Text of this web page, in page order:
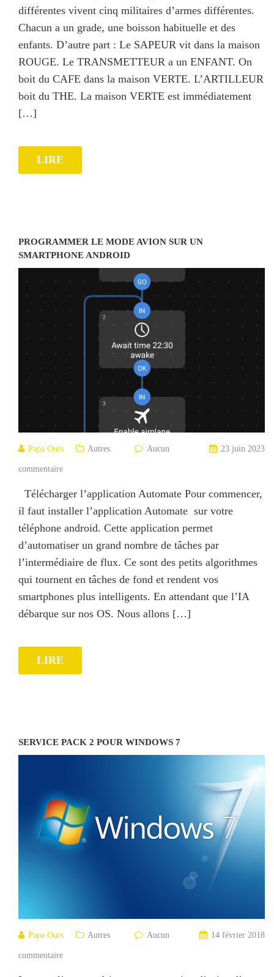
différentes vivent cinq militaires d’armes différentes.
Chacun a un grade, une boisson habituelle et des
enfants. D’autre part : Le SAPEUR vit dans la maison
ROUGE. Le TRANSMETTEUR a un ENFANT. On
boit du CAFE dans la maison VERTE. L’ARTILLEUR
boit du THE. La maison VERTE est immédiatement
[…]
LIRE
PROGRAMMER LE MODE AVION SUR UN
SMARTPHONE ANDROID
Papa Ours 23 juin 2023
Autres Aucun
commentaire
Télécharger l’application Automate Pour commencer,
il faut installer l’application Automate sur votre
téléphone android. Cette application permet
d’automatiser un grand nombre de tâches par
l’intermédiaire de flux. Ce sont des petits algorithmes
qui tournent en tâches de fond et rendent vos
smartphones plus intelligents. En attendant que l’IA
débarque sur nos OS. Nous allons […]
LIRE
SERVICE PACK 2 POUR WINDOWS 7
Papa Ours 14 février 2018
Autres Aucun
commentaire